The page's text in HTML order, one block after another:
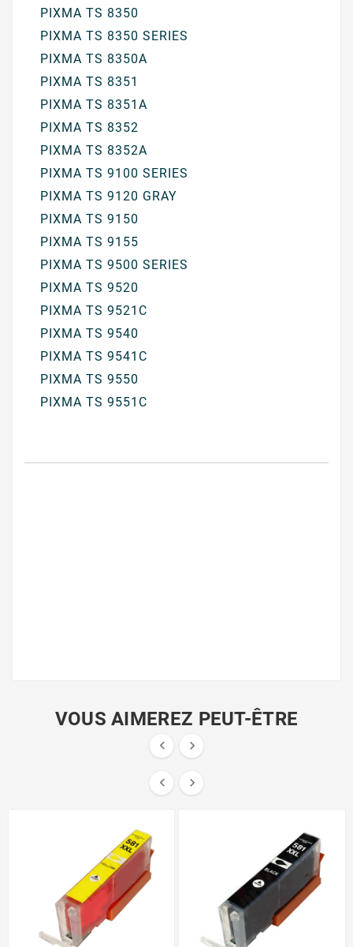
PIXMA TS 8350
PIXMA TS 8350 SERIES
PIXMA TS 8350A
PIXMA TS 8351
PIXMA TS 8351A
PIXMA TS 8352
PIXMA TS 8352A
PIXMA TS 9100 SERIES
PIXMA TS 9120 GRAY
PIXMA TS 9150
PIXMA TS 9155
PIXMA TS 9500 SERIES
PIXMA TS 9520
PIXMA TS 9521C
PIXMA TS 9540
PIXMA TS 9541C
PIXMA TS 9550
PIXMA TS 9551C
VOUS AIMEREZ PEUT-ÊTRE
 
 